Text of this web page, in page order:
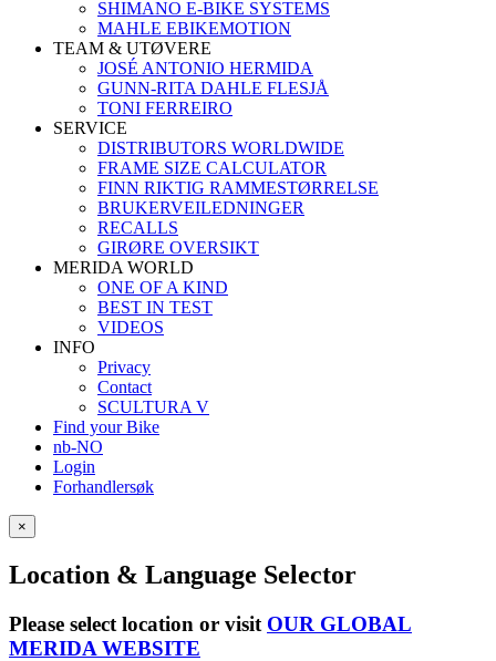
SHIMANO E-BIKE SYSTEMS
MAHLE EBIKEMOTION
TEAM & UTØVERE
JOSÉ ANTONIO HERMIDA
GUNN-RITA DAHLE FLESJÅ
TONI FERREIRO
SERVICE
DISTRIBUTORS WORLDWIDE
FRAME SIZE CALCULATOR
FINN RIKTIG RAMMESTØRRELSE
BRUKERVEILEDNINGER
RECALLS
GIRØRE OVERSIKT
MERIDA WORLD
ONE OF A KIND
BEST IN TEST
VIDEOS
INFO
Privacy
Contact
SCULTURA V
Find your Bike
nb-NO
Login
Forhandlersøk
×
Location & Language Selector
Please select location or visit OUR GLOBAL
MERIDA WEBSITE